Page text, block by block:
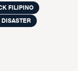
FILIPINO